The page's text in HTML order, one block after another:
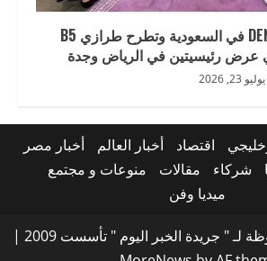
الفطيم تطلق DENZA في السعودية وتطرح طرازي B5
يوليو 23, 2026
اقتصاد أخبار العالم
أخبار مصر
شركاء مقالات
منوعات و مجتمع
ميديا وفن
" جريدة الخبر اليوم " تأسست 2009
|